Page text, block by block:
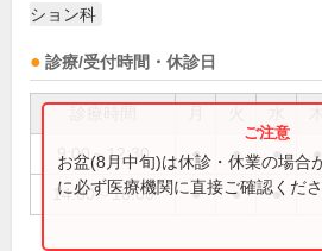
ション科
診療/受付時間・休診日
9:00～12:30 ● ● ● ●
14:00～18:00 ● ● ●
お盆(8月中旬)は休診・休業の場合
に必ず医療機関に直接ご確認くださ